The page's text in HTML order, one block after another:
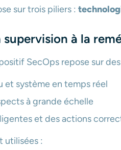
sur trois piliers :
supervision à la
SecOps repose sur
et système en temps réel
à grande échelle
et des actions
utilisées :